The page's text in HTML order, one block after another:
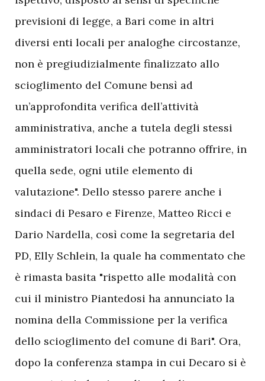
previsioni di legge, a Bari come in altri
diversi enti locali per analoghe circostanze,
non è pregiudizialmente finalizzato allo
scioglimento del Comune bensì ad
un’approfondita verifica dell’attività
amministrativa, anche a tutela degli stessi
amministratori locali che potranno offrire, in
quella sede, ogni utile elemento di
valutazione". Dello stesso parere anche i
sindaci di Pesaro e Firenze, Matteo Ricci e
Dario Nardella, così come la segretaria del
PD, Elly Schlein, la quale ha commentato che
è rimasta basita "rispetto alle modalità con
cui il ministro Piantedosi ha annunciato la
nomina della Commissione per la verifica
dello scioglimento del comune di Bari". Ora,
dopo la conferenza stampa in cui Decaro si è